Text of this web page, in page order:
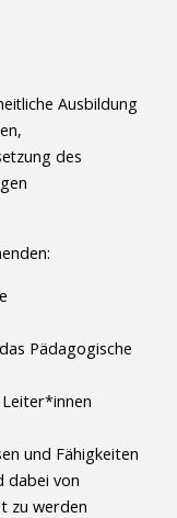
Ausbildung
des
Pädagogische
und Fähigkeiten
dabei von
zu werden